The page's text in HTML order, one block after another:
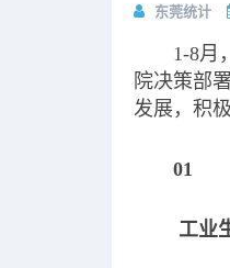
东莞统计
1-8月
院决策部
发展，积
01
工业